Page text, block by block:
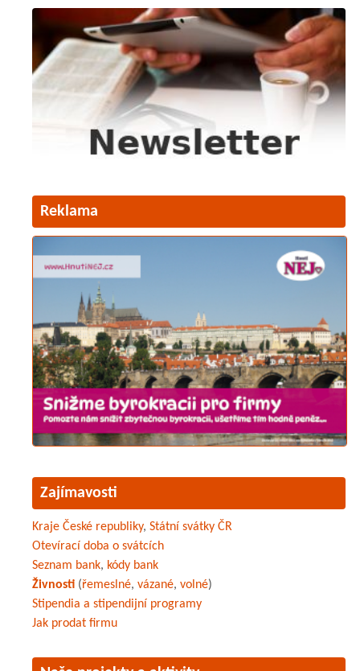
Reklama
Zajímavosti
Kraje České republiky, Státní svátky ČR
Otevírací doba o svátcích
Seznam bank, kódy bank
Živnosti (řemeslné, vázané, volné)
Stipendia a stipendijní programy
Jak prodat firmu